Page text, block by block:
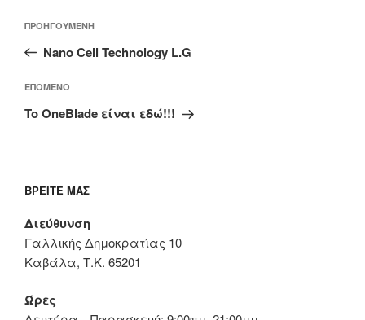
άρθρων
Προηγούμενο
άρθρο
ΠΡΟΗΓΟΎΜΕΝΗ
Nano Cell Technology L.G
Επόμενο
άρθρο
ΕΠΌΜΕΝΟ
To OneBlade είναι εδώ!!!
ΒΡΕΊΤΕ ΜΑΣ
Διεύθυνση
Γαλλικής Δημοκρατίας 10
Καβάλα, Τ.Κ. 65201
Ώρες